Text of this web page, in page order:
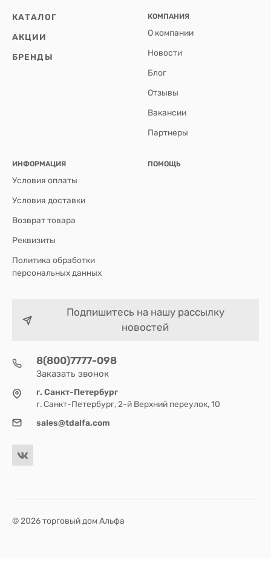
КАТАЛОГ
АКЦИИ
БРЕНДЫ
КОМПАНИЯ
О компании
Новости
Блог
Отзывы
Вакансии
Партнеры
ИНФОРМАЦИЯ
Условия оплаты
Условия доставки
Возврат товара
Реквизиты
Политика обработки
персональных данных
ПОМОЩЬ
Подпишитесь на нашу рассылку
новостей
8(800)7777-098
Заказать звонок
г. Санкт-Петербург
г. Санкт-Петербург, 2-й Верхний переулок, 10
sales@tdalfa.com
© 2026 торговый дом Альфа